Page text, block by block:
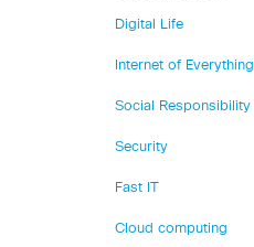
Digital Life
Internet of Everything
Social Responsibility
Security
Fast IT
Cloud computing